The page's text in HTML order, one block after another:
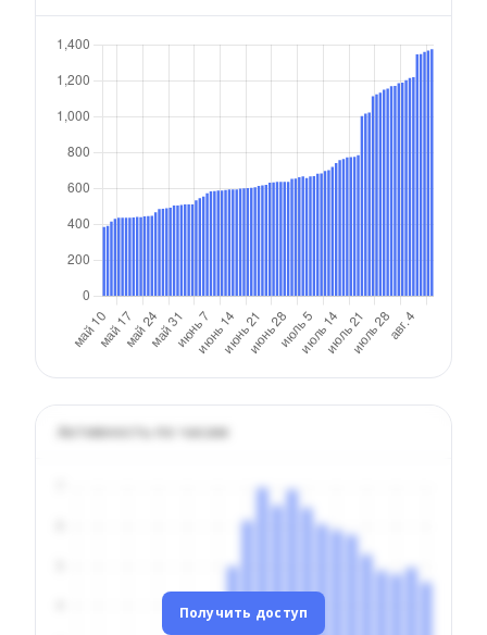
Активность по часам
Получить доступ